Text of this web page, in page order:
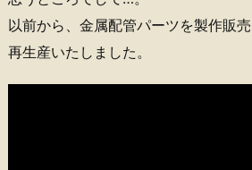
以前から、金属配管パーツを製作販
再生産いたしました。